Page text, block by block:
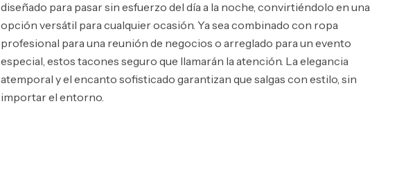
diseñado para pasar sin esfuerzo del día a la noche, convirtiéndolo en una
opción versátil para cualquier ocasión. Ya sea combinado con ropa
profesional para una reunión de negocios o arreglado para un evento
especial, estos tacones seguro que llamarán la atención. La elegancia
atemporal y el encanto sofisticado garantizan que salgas con estilo, sin
importar el entorno.